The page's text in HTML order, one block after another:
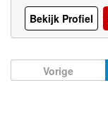
Bekijk Profiel
Vorige